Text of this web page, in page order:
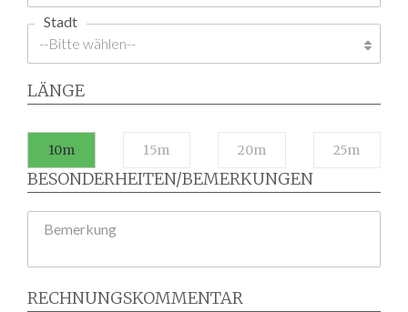
Stadt
LÄNGE
10m 15m 20m 25m
BESONDERHEITEN/BEMERKUNGEN
Bemerkung
RECHNUNGSKOMMENTAR